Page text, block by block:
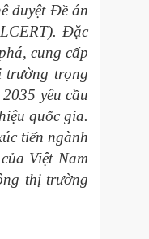
duyệt Đề án
Đặc
cung cấp
trường trọng
yêu cầu
quốc gia.
tiến ngành
Việt Nam
thị trường